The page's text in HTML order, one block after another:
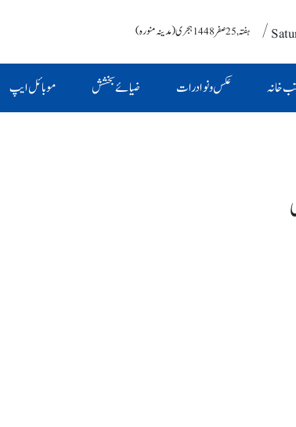
ہفتہ , 25 صفر 1448 ہجری (مدینہ منورہ) /
خانہ عکس و نوادرات ضیائے بخشش موبائل ایپ